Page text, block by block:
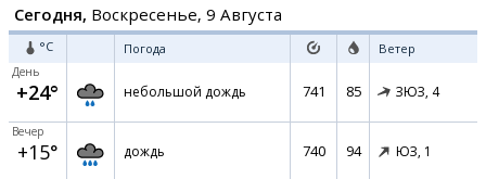
Сегодня, Воскресенье, 9 Августа
°C Погода Ветер
День
+24° небольшой дождь 741 85 ЗЮЗ, 4
Вечер
+15° дождь 740 94 ЮЗ, 1